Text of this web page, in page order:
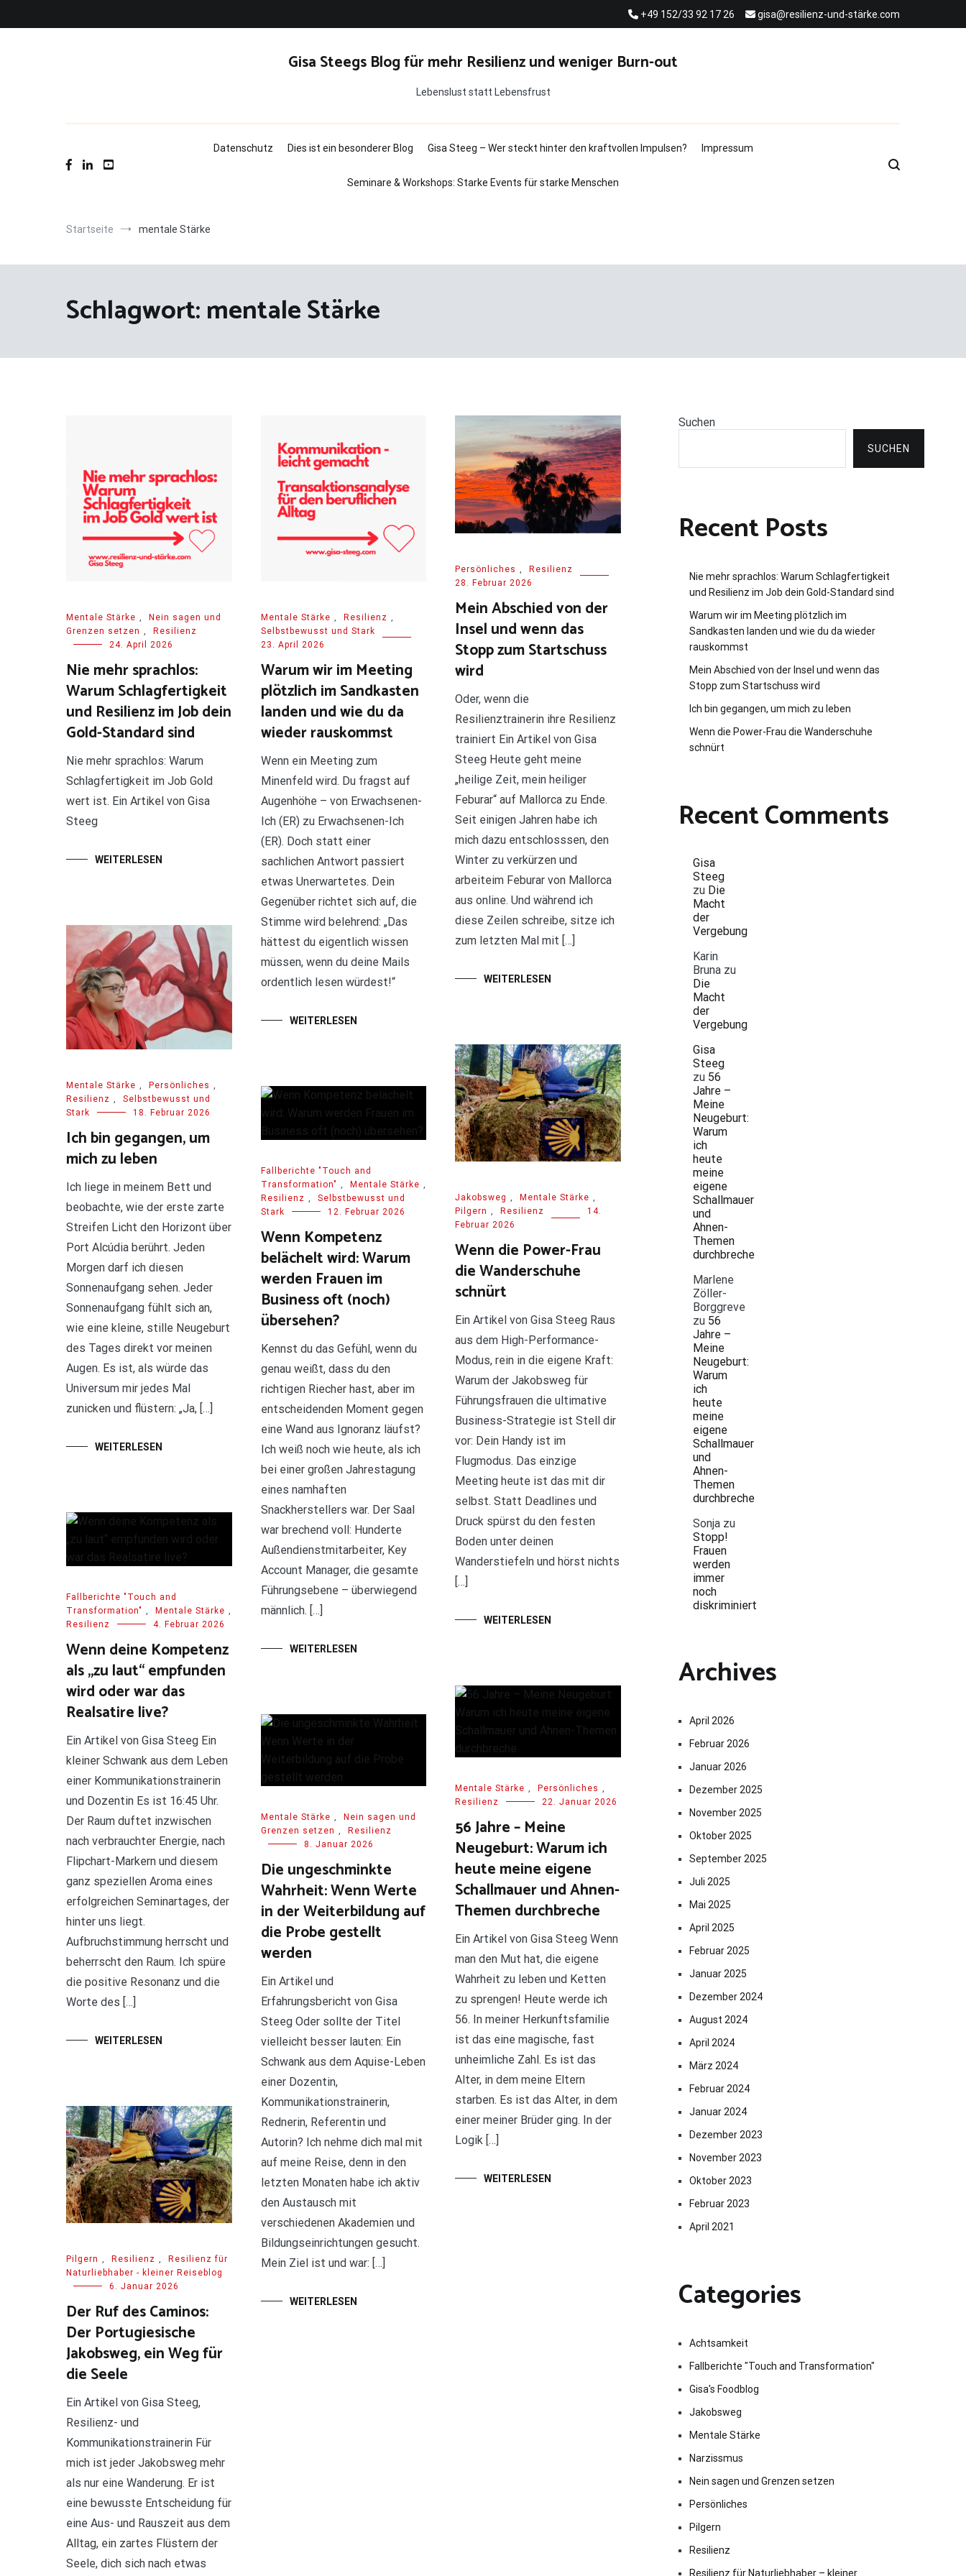
+49 152/33 92 17 26 gisa@resilienz-und-stärke.com
Gisa Steegs Blog für mehr Resilienz und weniger Burn-out
Lebenslust statt Lebensfrust
Datenschutz Dies ist ein besonderer Blog Gisa Steeg – Wer steckt hinter den kraftvollen Impulsen? Impressum
Seminare & Workshops: Starke Events für starke Menschen
Startseite mentale Stärke
Schlagwort:mentale Stärke
Mentale Stärke
Nein sagen und
Grenzen setzen
Resilienz
24. April 2026
Nie mehr sprachlos:
Warum Schlagfertigkeit
und Resilienz im Job dein
Gold-Standard sind
Nie mehr sprachlos: Warum
Schlagfertigkeit im Job Gold
wert ist. Ein Artikel von Gisa
Steeg
WEITERLESEN
Mentale Stärke Resilienz
Selbstbewusst und Stark
23. April 2026
Warum wir im Meeting
plötzlich im Sandkasten
landen und wie du da
wieder rauskommst
Wenn ein Meeting zum
Minenfeld wird. Du fragst auf
Augenhöhe – von Erwachsenen-
Ich (ER) zu Erwachsenen-Ich
(ER). Doch statt einer
sachlichen Antwort passiert
etwas Unerwartetes. Dein
Gegenüber richtet sich auf, die
Stimme wird belehrend: „Das
hättest du eigentlich wissen
müssen, wenn du deine Mails
ordentlich lesen würdest!“
WEITERLESEN
Persönliches
Resilienz
28. Februar 2026
Mein Abschied von der
Insel und wenn das
Stopp zum Startschuss
wird
Oder, wenn die
Resilienztrainerin ihre Resilienz
trainiert Ein Artikel von Gisa
Steeg Heute geht meine
„heilige Zeit, mein heiliger
Feburar“ auf Mallorca zu Ende.
Seit einigen Jahren habe ich
mich dazu entschlosssen, den
Winter zu verkürzen und
arbeiteim Feburar von Mallorca
aus online. Und während ich
diese Zeilen schreibe, sitze ich
zum letzten Mal mit […]
WEITERLESEN
Mentale Stärke Persönliches
Resilienz
Selbstbewusst und
Stark
18. Februar 2026
Ich bin gegangen, um
mich zu leben
Ich liege in meinem Bett und
beobachte, wie der erste zarte
Streifen Licht den Horizont über
Port Alcúdia berührt. Jeden
Morgen darf ich diesen
Sonnenaufgang sehen. Jeder
Sonnenaufgang fühlt sich an,
wie eine kleine, stille Neugeburt
des Tages direkt vor meinen
Augen. Es ist, als würde das
Universum mir jedes Mal
zunicken und flüstern: „Ja, […]
WEITERLESEN
Jakobsweg , Mentale Stärke ,
Pilgern , Resilienz
14.
Februar 2026
Wenn die Power-Frau
die Wanderschuhe
schnürt
Ein Artikel von Gisa Steeg Raus
aus dem High-Performance-
Modus, rein in die eigene Kraft:
Warum der Jakobsweg für
Führungsfrauen die ultimative
Business-Strategie ist Stell dir
vor: Dein Handy ist im
Flugmodus. Das einzige
Meeting heute ist das mit dir
selbst. Statt Deadlines und
Druck spürst du den festen
Boden unter deinen
Wanderstiefeln und hörst nichts
[…]
WEITERLESEN
Fallberichte "Touch and
Transformation"
Mentale Stärke
Resilienz
Selbstbewusst und
Stark
12. Februar 2026
Wenn Kompetenz
belächelt wird: Warum
werden Frauen im
Business oft (noch)
übersehen?
Kennst du das Gefühl, wenn du
genau weißt, dass du den
richtigen Riecher hast, aber im
entscheidenden Moment gegen
eine Wand aus Ignoranz läufst?
Ich weiß noch wie heute, als ich
bei einer großen Jahrestagung
eines namhaften
Snackherstellers war. Der Saal
war brechend voll: Hunderte
Außendienstmitarbeiter, Key
Account Manager, die gesamte
Führungsebene – überwiegend
männlich. […]
WEITERLESEN
Fallberichte "Touch and
Transformation"
Mentale Stärke
Resilienz
4. Februar 2026
Wenn deine Kompetenz
als „zu laut“ empfunden
wird oder war das
Realsatire live?
Ein Artikel von Gisa Steeg Ein
kleiner Schwank aus dem Leben
einer Kommunikationstrainerin
und Dozentin Es ist 16:45 Uhr.
Der Raum duftet inzwischen
nach verbrauchter Energie, nach
Flipchart-Markern und diesem
ganz speziellen Aroma eines
erfolgreichen Seminartages, der
hinter uns liegt.
Aufbruchstimmung herrscht und
beherrscht den Raum. Ich spüre
die positive Resonanz und die
Worte des […]
WEITERLESEN
Mentale Stärke , Persönliches ,
Resilienz
22. Januar 2026
56 Jahre – Meine
Neugeburt: Warum ich
heute meine eigene
Schallmauer und Ahnen-
Themen durchbreche
Ein Artikel von Gisa Steeg Wenn
man den Mut hat, die eigene
Wahrheit zu leben und Ketten
zu sprengen! Heute werde ich
56. In meiner Herkunftsfamilie
ist das eine magische, fast
unheimliche Zahl. Es ist das
Alter, in dem meine Eltern
starben. Es ist das Alter, in dem
einer meiner Brüder ging. In der
Logik […]
WEITERLESEN
Mentale Stärke
Nein sagen und
Grenzen setzen
Resilienz
8. Januar 2026
Die ungeschminkte
Wahrheit: Wenn Werte
in der Weiterbildung auf
die Probe gestellt
werden
Ein Artikel und
Erfahrungsbericht von Gisa
Steeg Oder sollte der Titel
vielleicht besser lauten: Ein
Schwank aus dem Aquise-Leben
einer Dozentin,
Kommunikationstrainerin,
Rednerin, Referentin und
Autorin? Ich nehme dich mal mit
auf meine Reise, denn in den
letzten Monaten habe ich aktiv
den Austausch mit
verschiedenen Akademien und
Bildungseinrichtungen gesucht.
Mein Ziel ist und war: […]
WEITERLESEN
Pilgern , Resilienz ,
Resilienz für
Naturliebhaber - kleiner Reiseblog
6. Januar 2026
Der Ruf des Caminos:
Der Portugiesische
Jakobsweg, ein Weg für
die Seele
Ein Artikel von Gisa Steeg,
Resilienz- und
Kommunikationstrainerin Für
mich ist jeder Jakobsweg mehr
als nur eine Wanderung. Er ist
eine bewusste Entscheidung für
eine Aus- und Rauszeit aus dem
Alltag, ein zartes Flüstern der
Seele, dich sich nach etwas
Suchen
SUCHEN
Recent Posts
Nie mehr sprachlos: Warum Schlagfertigkeit
und Resilienz im Job dein Gold-Standard sind
Warum wir im Meeting plötzlich im
Sandkasten landen und wie du da wieder
rauskommst
Mein Abschied von der Insel und wenn das
Stopp zum Startschuss wird
Ich bin gegangen, um mich zu leben
Wenn die Power-Frau die Wanderschuhe
schnürt
Recent Comments
Gisa
Steeg
zu Die
Macht
der
Vergebung
Karin
Bruna zu
Die
Macht
der
Vergebung
Gisa
Steeg
zu 56
Jahre –
Meine
Neugeburt:
Warum
ich
heute
meine
eigene
Schallmauer
und
Ahnen-
Themen
durchbreche
Marlene
Zöller-
Borggreve
zu 56
Jahre –
Meine
Neugeburt:
Warum
ich
heute
meine
eigene
Schallmauer
und
Ahnen-
Themen
durchbreche
Sonja zu
Stopp!
Frauen
werden
immer
noch
diskriminiert
Archives
April 2026
Februar 2026
Januar 2026
Dezember 2025
November 2025
Oktober 2025
September 2025
Juli 2025
Mai 2025
April 2025
Februar 2025
Januar 2025
Dezember 2024
August 2024
April 2024
März 2024
Februar 2024
Januar 2024
Dezember 2023
November 2023
Oktober 2023
Februar 2023
April 2021
Categories
Achtsamkeit
Fallberichte "Touch and Transformation"
Gisa's Foodblog
Jakobsweg
Mentale Stärke
Narzissmus
Nein sagen und Grenzen setzen
Persönliches
Pilgern
Resilienz
Resilienz für Naturliebhaber – kleiner